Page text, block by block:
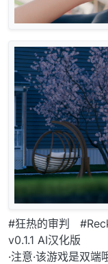
#狂热的审判
v0.1.1 AI汉化版
·注意·该游戏是双端